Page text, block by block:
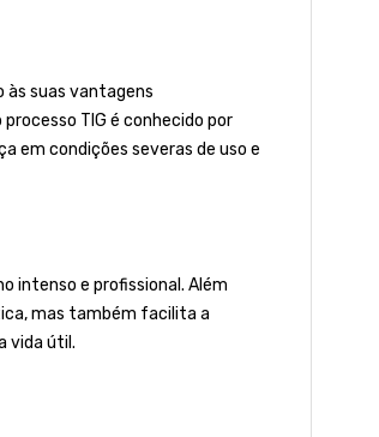
às suas vantagens
TIG é conhecido por
em condições severas de uso e
intenso e profissional. Além
mas também facilita a
vida útil.